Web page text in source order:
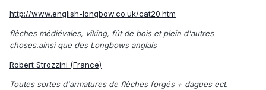
http://www.english-longbow.co.uk/cat20.htm
flèches médiévales, viking, fût de bois et plein d'autres
choses.ainsi que des Longbows anglais
Robert Strozzini (France)
Toutes sortes d'armatures de flèches forgés + dagues ect.